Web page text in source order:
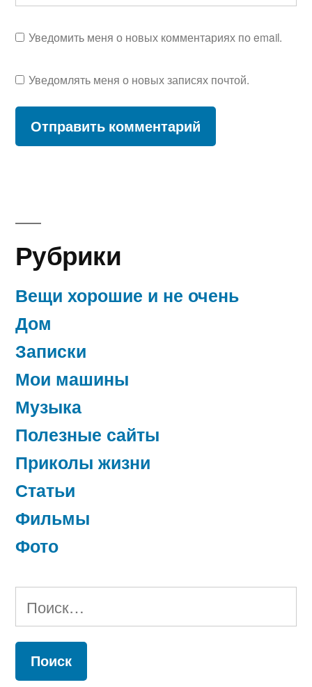
Уведомить меня о новых комментариях по email.
Уведомлять меня о новых записях почтой.
Рубрики
Вещи хорошие и не очень
Дом
Записки
Мои машины
Музыка
Полезные сайты
Приколы жизни
Статьи
Фильмы
Фото
Найти: